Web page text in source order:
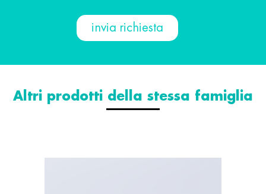
Altri prodotti della stessa famiglia